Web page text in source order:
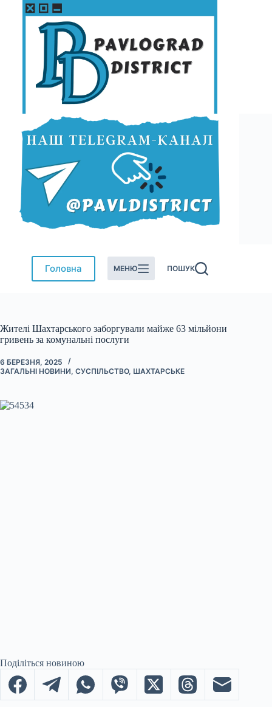
Перейти
Головна МЕНЮ ПОШУК
Жителі Шахтарського заборгували майже 63 мільйони
гривень за комунальні послуги
6 БЕРЕЗНЯ, 2025
ЗАГАЛЬНІ НОВИНИ, СУСПІЛЬСТВО, ШАХТАРСЬКЕ
Поділіться новиною